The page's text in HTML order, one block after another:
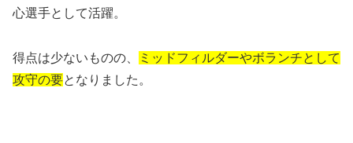
心選手として活躍。
得点は少ないものの、
ミッドフィルダーやボランチとして
攻守の要となりました。